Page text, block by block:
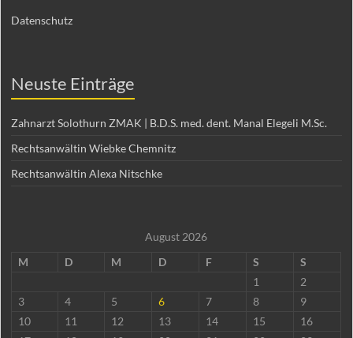
Datenschutz
Neuste Einträge
Zahnarzt Solothurn ZMAK | B.D.S. med. dent. Manal Elegeli M.Sc.
Rechtsanwältin Wiebke Chemnitz
Rechtsanwältin Alexa Nitschke
August 2026
M
D M D F S
S
1
2
3
4 5 6 7 8
9
10
11 12 13 14 15
16